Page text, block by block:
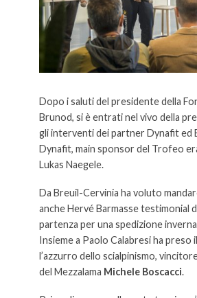
Dopo i saluti del presidente della
Brunod, si è entrati nel vivo della
gli interventi dei partner Dynafit ed
Dynafit, main sponsor del Trofeo
Lukas Naegele.
Da Breuil-Cervinia ha voluto
anche Hervé Barmasse testimonial
partenza per una spedizione
Insieme a Paolo Calabresi ha preso
l’azzurro dello scialpinismo,
del Mezzalama Michele Boscacci.